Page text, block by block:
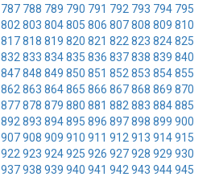
787 788 789 790 791 792 793 794 795
802 803 804805 806 807808 809 810
817818 819 820 821 822 823 824825
832 833 834835 836 837838 839 840
847848 849 850 851 852 853 854855
862 863 864865 866 867868 869 870
877878 879 880 881 882 883 884885
892 893 894895 896 897898 899 900
907908 909 910 911 912 913 914915
922 923 924925 926 927928 929 930
937938 939 940 941 942 943 944945